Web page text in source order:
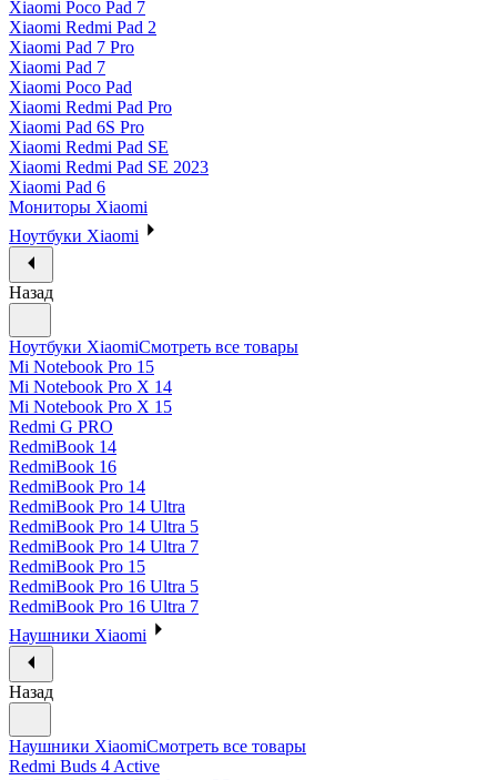
Xiaomi Poco Pad 7
Xiaomi Redmi Pad 2
Xiaomi Pad 7 Pro
Xiaomi Pad 7
Xiaomi Poco Pad
Xiaomi Redmi Pad Pro
Xiaomi Pad 6S Pro
Xiaomi Redmi Pad SE
Xiaomi Redmi Pad SE 2023
Xiaomi Pad 6
Мониторы Xiaomi
Ноутбуки Xiaomi
Назад
Ноутбуки XiaomiСмотреть все товары
Mi Notebook Pro 15
Mi Notebook Pro X 14
Mi Notebook Pro X 15
Redmi G PRO
RedmiBook 14
RedmiBook 16
RedmiBook Pro 14
RedmiBook Pro 14 Ultra
RedmiBook Pro 14 Ultra 5
RedmiBook Pro 14 Ultra 7
RedmiBook Pro 15
RedmiBook Pro 16 Ultra 5
RedmiBook Pro 16 Ultra 7
Наушники Xiaomi
Назад
Наушники XiaomiСмотреть все товары
Redmi Buds 4 Active